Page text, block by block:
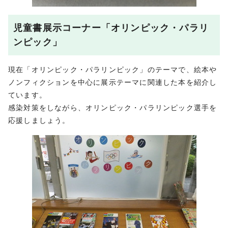
児童書展示コーナー「オリンピック・パラリ
ンピック」
現在「オリンピック・パラリンピック」のテーマで、絵本や
ノンフィクションを中心に展示テーマに関連した本を紹介し
ています。
感染対策をしながら、オリンピック・パラリンピック選手を
応援しましょう。